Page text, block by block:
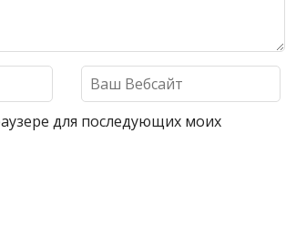
для последующих моих